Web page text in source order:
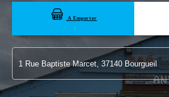
LA CARTE
VOTRE COMPTE
NOTRE RESTAURANT
A Emporter